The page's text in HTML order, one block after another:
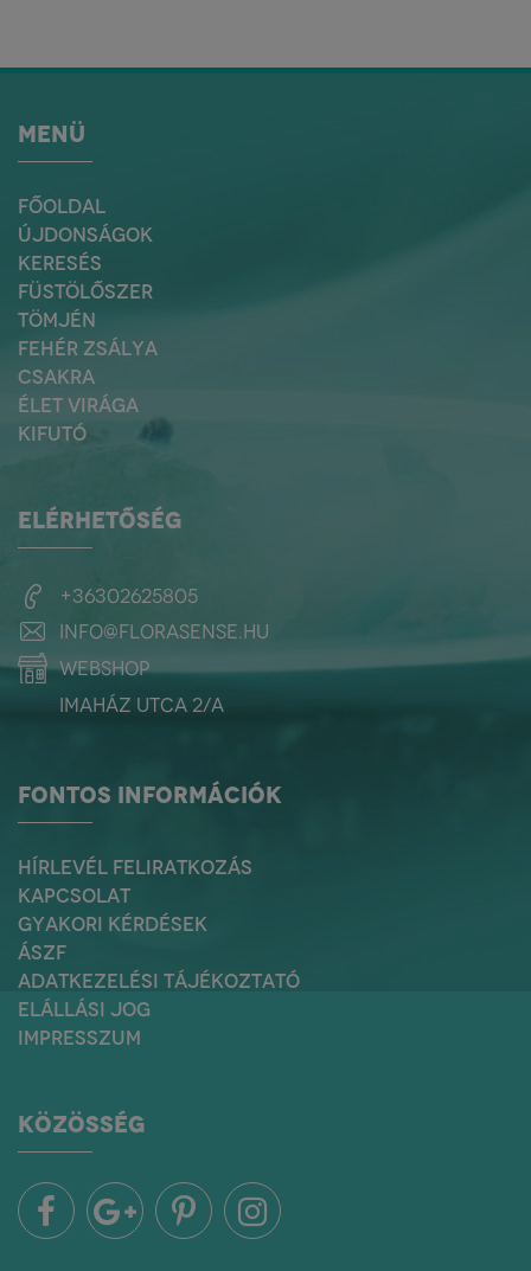
MENÜ
FŐOLDAL
ÚJDONSÁGOK
KERESÉS
FÜSTÖLŐSZER
TÖMJÉN
FEHÉR ZSÁLYA
CSAKRA
ÉLET VIRÁGA
KIFUTÓ
ELÉRHETŐSÉG
+36302625805
info@florasense.hu
webshop
Imaház utca 2/a
FONTOS INFORMÁCIÓK
HÍRLEVÉL FELIRATKOZÁS
KAPCSOLAT
GYAKORI KÉRDÉSEK
ÁSZF
ADATKEZELÉSI TÁJÉKOZTATÓ
ELÁLLÁSI JOG
IMPRESSZUM
KÖZÖSSÉG